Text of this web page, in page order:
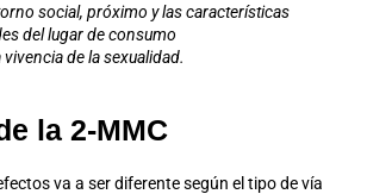
social, próximo y las características
del lugar de consumo
vivencia de la sexualidad.
la 2-MMC
va a ser diferente según el tipo de vía